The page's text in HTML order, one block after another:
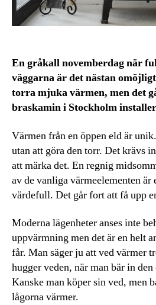
En gråkall novemberdag när
väggarna är det nästan
torra mjuka värmen, men det
braskamin i Stockholm
Värmen från en öppen eld är
utan att göra den torr. Det krävs
att märka det. En regnig
av de vanliga värmeelementen är
värdefull. Det går fort att få upp
Moderna lägenheter anses inte
uppvärmning men det är en helt
får. Man säger ju att ved värmer
hugger veden, när man bär in
Kanske man köper sin ved, men
lågorna värmer.